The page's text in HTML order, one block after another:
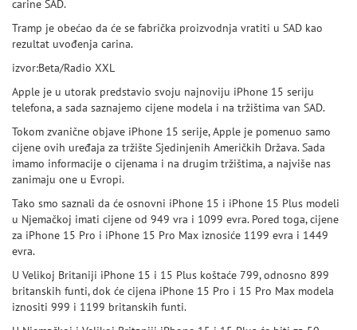
carine SAD.
Tramp je obećao da će se fabrička proizvodnja vratiti u SAD kao
rezultat uvođenja carina.
izvor:Beta/Radio XXL
Apple je u utorak predstavio svoju najnoviju iPhone 15 seriju
telefona, a sada saznajemo cijene modela i na tržištima van SAD.
Tokom zvanične objave iPhone 15 serije, Apple je pomenuo samo
cijene ovih uređaja za tržište Sjedinjenih Američkih Država. Sada
imamo informacije o cijenama i na drugim tržištima, a najviše nas
zanimaju one u Evropi.
Tako smo saznali da će osnovni iPhone 15 i iPhone 15 Plus modeli
u Njemačkoj imati cijene od 949 vra i 1099 evra. Pored toga, cijene
za iPhone 15 Pro i iPhone 15 Pro Max iznosiće 1199 evra i 1449
evra.
U Velikoj Britaniji iPhone 15 i 15 Plus koštaće 799, odnosno 899
britanskih funti, dok će cijena iPhone 15 Pro i 15 Pro Max modela
iznositi 999 i 1199 britanskih funti.